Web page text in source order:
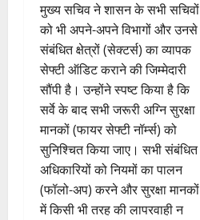
मुख्य सचिव ने शासन के सभी सचिवों
को भी अपने-अपने विभागों और उनसे
संबंधित क्षेत्रों (सेक्टर्स) का व्यापक
सेफ्टी ऑडिट कराने की जिम्मेदारी
सौंपी है। उन्होंने स्पष्ट किया है कि
सर्वे के बाद सभी जरूरी अग्नि सुरक्षा
मानकों (फायर सेफ्टी नॉर्म्स) को
सुनिश्चित किया जाए। सभी संबंधित
अधिकारियों को नियमों का पालन
(फॉलो-अप) करने और सुरक्षा मानकों
में किसी भी तरह की लापरवाही न